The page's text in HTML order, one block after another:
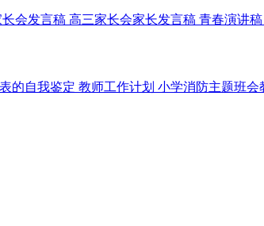
长会发言稿 高三家长会家长发言稿 青春演讲稿
的自我鉴定 教师工作计划 小学消防主题班会